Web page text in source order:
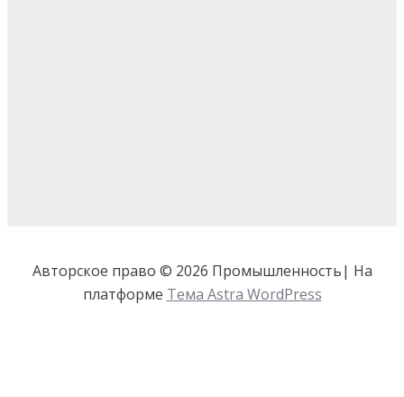
Авторское право © 2026 Промышленность| На
платформе Тема Astra WordPress